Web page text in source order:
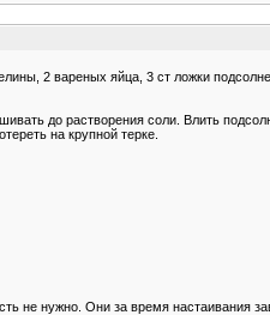
2 вареных яйца, 3 ст ложки
до растворения соли. Влить
на крупной терке.
не нужно. Они за время настаивания